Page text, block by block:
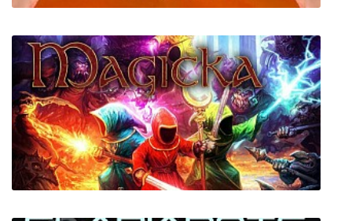
Arena